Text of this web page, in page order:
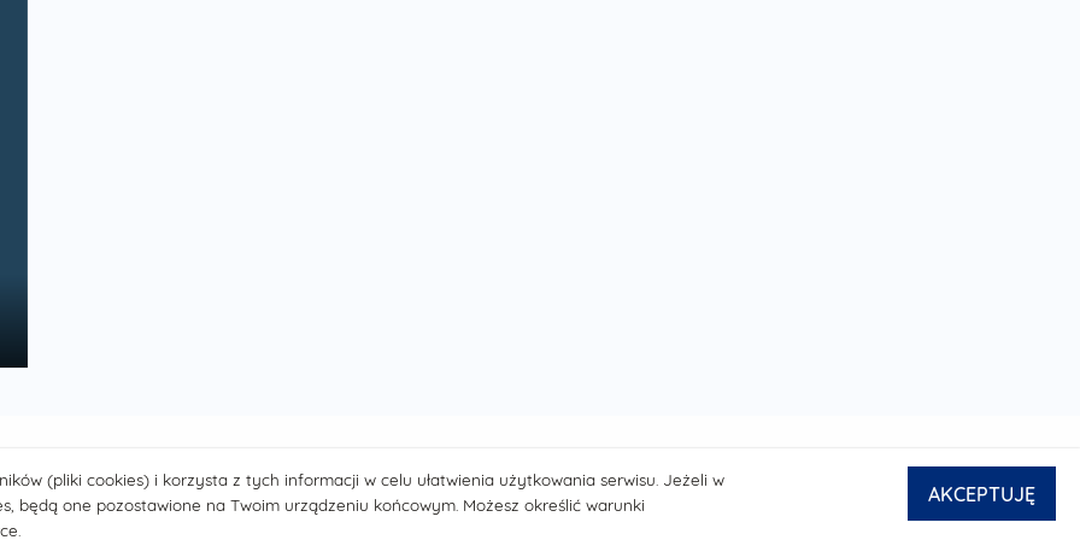
(pliki cookies) i korzysta z tych informacji w celu ułatwienia użytkowania serwisu. Jeżeli w
będą one pozostawione na Twoim urządzeniu końcowym. Możesz określić warunki
AKCEPTUJĘ